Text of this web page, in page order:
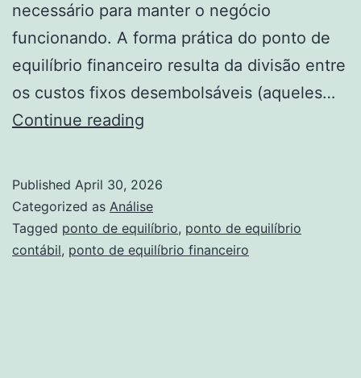
necessário para manter o negócio
funcionando. A forma prática do ponto de
equilíbrio financeiro resulta da divisão entre
os custos fixos desembolsáveis (aqueles…
Continue reading
Financeiro:
o
que
Published April 30, 2026
Categorized as Análise
Tagged ponto de equilíbrio, ponto de equilíbrio
contábil, ponto de equilíbrio financeiro